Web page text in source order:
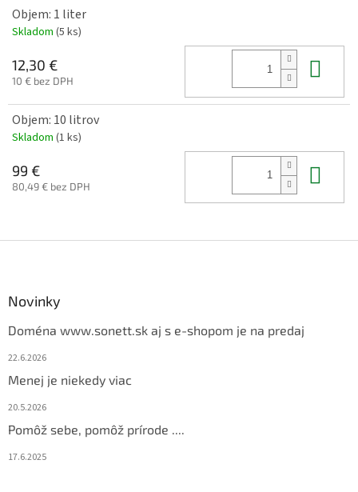
Objem: 1 liter
Skladom (5 ks)
12,30 €
10 € bez DPH
Objem: 10 litrov
Skladom (1 ks)
99 €
80,49 € bez DPH
Novinky
Doména www.sonett.sk aj s e-shopom je na predaj
22.6.2026
Menej je niekedy viac
20.5.2026
Pomôž sebe, pomôž prírode ....
17.6.2025